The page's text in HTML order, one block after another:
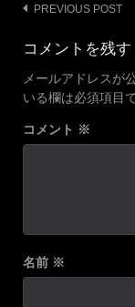
Post
navigation
PREVIOUS POST
コメントを残す
メールアドレスが
いる欄は必須項目
コメント ※
名前 ※